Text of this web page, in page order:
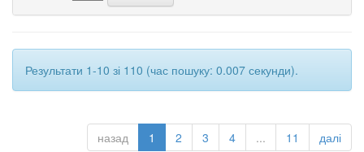
Результати 1-10 зі 110 (час пошуку: 0.007 секунди).
назад 1 2 3 4 ... 11 далі